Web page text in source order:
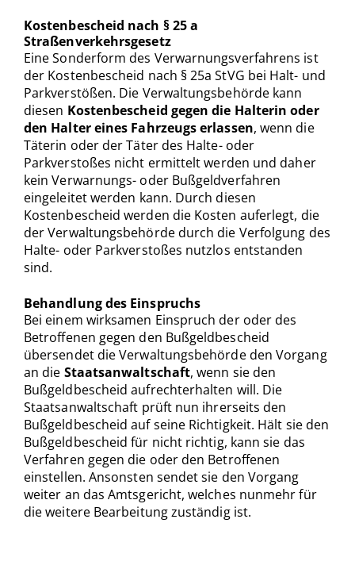
Kostenbescheid nach § 25 a
Straßenverkehrsgesetz
Eine Sonderform des Verwarnungsverfahrens ist
der Kostenbescheid nach § 25a StVG bei Halt- und
Parkverstößen. Die Verwaltungsbehörde kann
diesen Kostenbescheid gegen die Halterin oder
den Halter eines Fahrzeugs erlassen, wenn die
Täterin oder der Täter des Halte- oder
Parkverstoßes nicht ermittelt werden und daher
kein Verwarnungs- oder Bußgeldverfahren
eingeleitet werden kann. Durch diesen
Kostenbescheid werden die Kosten auferlegt, die
der Verwaltungsbehörde durch die Verfolgung des
Halte- oder Parkverstoßes nutzlos entstanden
sind.
Behandlung des Einspruchs
Bei einem wirksamen Einspruch der oder des
Betroffenen gegen den Bußgeldbescheid
übersendet die Verwaltungsbehörde den Vorgang
an die Staatsanwaltschaft, wenn sie den
Bußgeldbescheid aufrechterhalten will. Die
Staatsanwaltschaft prüft nun ihrerseits den
Bußgeldbescheid auf seine Richtigkeit. Hält sie den
Bußgeldbescheid für nicht richtig, kann sie das
Verfahren gegen die oder den Betroffenen
einstellen. Ansonsten sendet sie den Vorgang
weiter an das Amtsgericht, welches nunmehr für
die weitere Bearbeitung zuständig ist.